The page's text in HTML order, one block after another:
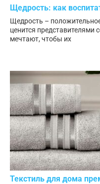
Щедрость: как
Щедрость –
ценится представителями
мечтают, чтобы их
Текстиль для дома